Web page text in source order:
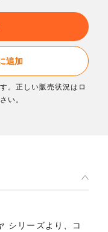
追加
。正しい販売状況はロ
い。
リーズより、コ